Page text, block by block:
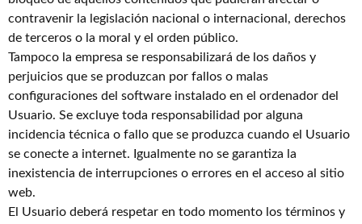
contravenir la legislación nacional o internacional, derechos
de terceros o la moral y el orden público.
Tampoco la empresa se responsabilizará de los daños y
perjuicios que se produzcan por fallos o malas
configuraciones del software instalado en el ordenador del
Usuario. Se excluye toda responsabilidad por alguna
incidencia técnica o fallo que se produzca cuando el Usuario
se conecte a internet. Igualmente no se garantiza la
inexistencia de interrupciones o errores en el acceso al sitio
web.
El Usuario deberá respetar en todo momento los términos y